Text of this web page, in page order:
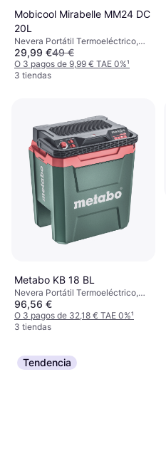
Mobicool Mirabelle MM24 DC
20L
Nevera Portátil Termoeléctrico,
Plástico
29,99 €49 €
O 3 pagos de 9,99 € TAE 0%¹
3 tiendas
Metabo KB 18 BL
Nevera Portátil Termoeléctrico,
Plástico
96,56 €
O 3 pagos de 32,18 € TAE 0%¹
3 tiendas
Tendencia